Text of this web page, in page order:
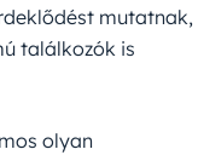
mutatnak,
találkozók is
olyan